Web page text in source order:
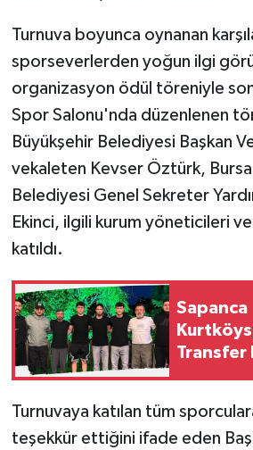
Turnuva boyunca oynanan
sporseverlerden yoğun ilgi
organizasyon ödül töreniyle
Spor Salonu'nda düzenlenen
Büyükşehir Belediyesi Başkan
vekaleten Kevser Öztürk,
Belediyesi Genel Sekreter
Ekinci, ilgili kurum yöneticileri
katıldı.
Sapanca
Transfer
Turnuvaya katılan tüm
teşekkür ettiğini ifade eden